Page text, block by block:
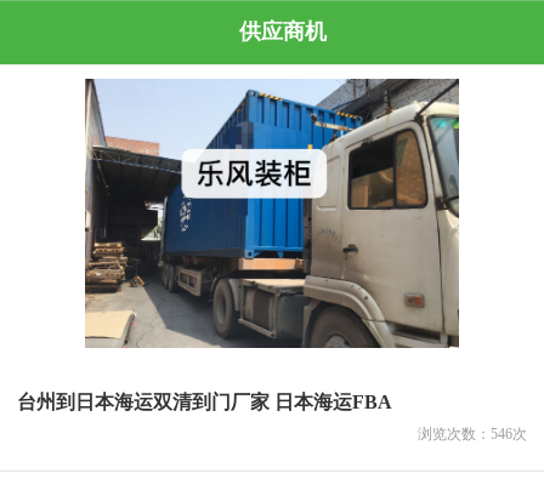
供应商机
台州到日本海运双清到门厂家 日本海运FBA
浏览次数： 546次